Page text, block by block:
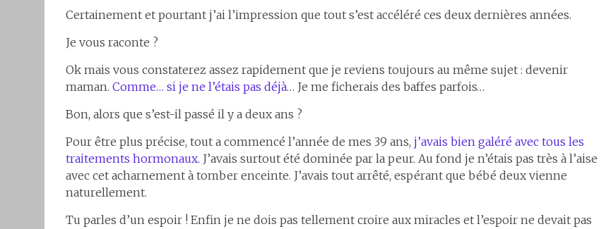
Certainement et pourtant j’ai l’impression que tout s’est accéléré ces deux dernières années.
Je vous raconte ?
Ok mais vous constaterez assez rapidement que je reviens toujours au même sujet : devenir
maman. Comme… si je ne l’étais pas déjà… Je me ficherais des baffes parfois…
Bon, alors que s’est-il passé il y a deux ans ?
Pour être plus précise, tout a commencé l’année de mes 39 ans, j’avais bien galéré avec tous les
traitements hormonaux. J’avais surtout été dominée par la peur. Au fond je n’étais pas très à l’aise
avec cet acharnement à tomber enceinte. J’avais tout arrêté, espérant que bébé deux vienne
naturellement.
Tu parles d’un espoir ! Enfin je ne dois pas tellement croire aux miracles et l’espoir ne devait pas